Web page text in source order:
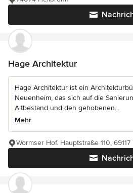
Hage Architektur
Hage Architektur ist ein
Neuenheim, das sich auf die
Altbestand und den gehobenen...
Mehr
Wormser Hof. Hauptstraße 110,